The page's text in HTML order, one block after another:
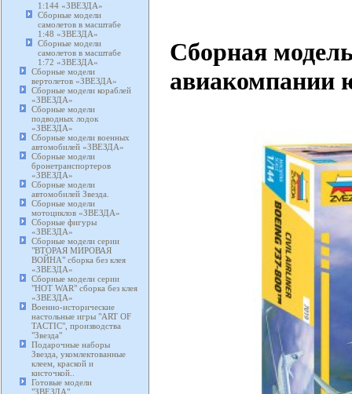
1:144 «ЗВЕЗДА»
Сборные модели
самолетов в масштабе
1:48 «ЗВЕЗДА»
Сборные модели
самолетов в масштабе
1:72 «ЗВЕЗДА»
Сборные модели
вертолетов «ЗВЕЗДА»
Сборные модели кораблей
«ЗВЕЗДА»
Сборные модели
подводных лодок
«ЗВЕЗДА»
Сборные модели военных
автомобилей «ЗВЕЗДА»
Сборные модели
бронетранспортеров
«ЗВЕЗДА»
Сборные модели
автомобилей Звезда.
Сборные модели
мотоциклов «ЗВЕЗДА»
Сборные фигуры
«ЗВЕЗДА»
Сборные модели серии
"ВТОРАЯ МИРОВАЯ
ВОЙНА" сборка без клея
«ЗВЕЗДА»
Сборные модели серии
"HOT WAR" сборка без клея
«ЗВЕЗДА»
Военно-исторические
настольные игры "ART OF
TACTIC", производства
"Звезда"
Подарочные наборы
Звезда, укомлектованные
клеем, краской и
кисточкой..
Готовые модели
"ЗВЕЗДА"
Сборная
авиакомпании